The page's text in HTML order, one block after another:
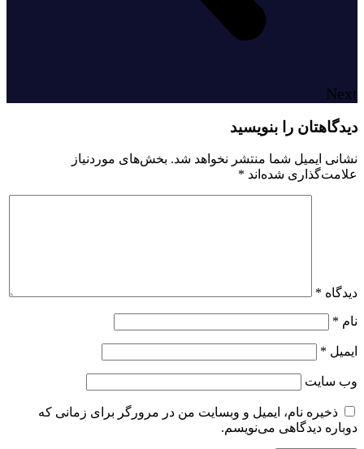
Next
دیدگاهتان را بنویسید
نشانی ایمیل شما منتشر نخواهد شد. بخش‌های موردنیاز
علامت‌گذاری شده‌اند *
دیدگاه *
نام *
ایمیل *
وب‌ سایت
ذخیره نام، ایمیل و وبسایت من در مرورگر برای زمانی که
دوباره دیدگاهی می‌نویسم.